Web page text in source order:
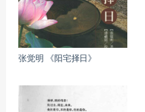
张觉明 《阳宅择日》